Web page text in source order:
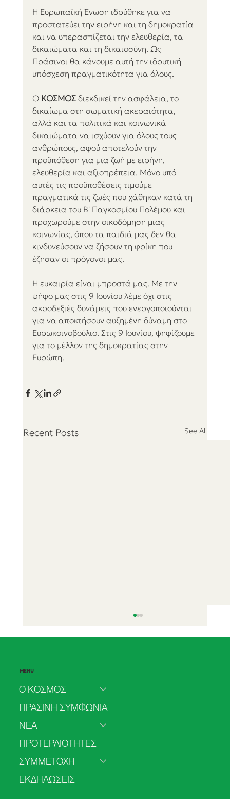
Η Ευρωπαϊκή Ένωση ιδρύθηκε για να
προστατεύει την ειρήνη και τη δημοκρατία
και να υπερασπίζεται την ελευθερία, τα
δικαιώματα και τη δικαιοσύνη. Ως
Πράσινοι θα κάνουμε αυτή την ιδρυτική
υπόσχεση πραγματικότητα για όλους.
Ο ΚΟΣΜΟΣ διεκδικεί την ασφάλεια, το
δικαίωμα στη σωματική ακεραιότητα,
αλλά και τα πολιτικά και κοινωνικά
δικαιώματα να ισχύουν για όλους τους
ανθρώπους, αφού αποτελούν την
προϋπόθεση για μια ζωή με ειρήνη,
ελευθερία και αξιοπρέπεια. Μόνο υπό
αυτές τις προϋποθέσεις τιμούμε
πραγματικά τις ζωές που χάθηκαν κατά τη
διάρκεια του Β' Παγκοσμίου Πολέμου και
προχωρούμε στην οικοδόμηση μιας
κοινωνίας, όπου τα παιδιά μας δεν θα
κινδυνεύσουν να ζήσουν τη φρίκη που
έζησαν οι πρόγονοι μας.
Η ευκαιρία είναι μπροστά μας. Με την
ψήφο μας στις 9 Ιουνίου λέμε όχι στις
ακροδεξιές δυνάμεις που ενεργοποιούνται
για να αποκτήσουν αυξημένη δύναμη στο
Ευρωκοινοβούλιο. Στις 9 Ιουνίου, ψηφίζουμε
για το μέλλον της δημοκρατίας στην
Ευρώπη.
Recent Posts See All
στην άμβλωση
MENU
Ο ΚΟΣΜΟΣ
ΠΡΑΣΙΝΗ ΣΥΜΦΩΝΙΑ
ΝΕΑ
ΠΡΟΤΕΡΑΙΟΤΗΤΕΣ
ΣΥΜΜΕΤΟΧΗ
ΕΚΔΗΛΩΣΕΙΣ